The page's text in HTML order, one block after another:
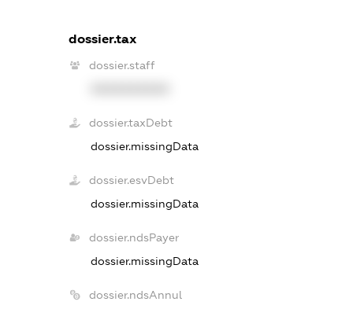
dossier.tax
dossier.staff
dossier.taxDebt
dossier.missingData
dossier.esvDebt
dossier.missingData
dossier.ndsPayer
dossier.missingData
dossier.ndsAnnul